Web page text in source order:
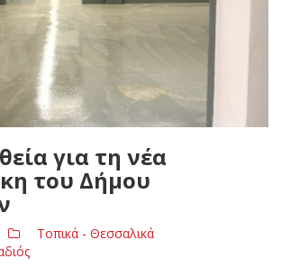
για τη νέα
του Δήμου
Τοπικά - Θεσσαλικά